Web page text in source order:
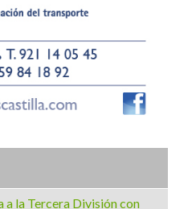
a la Tercera División con